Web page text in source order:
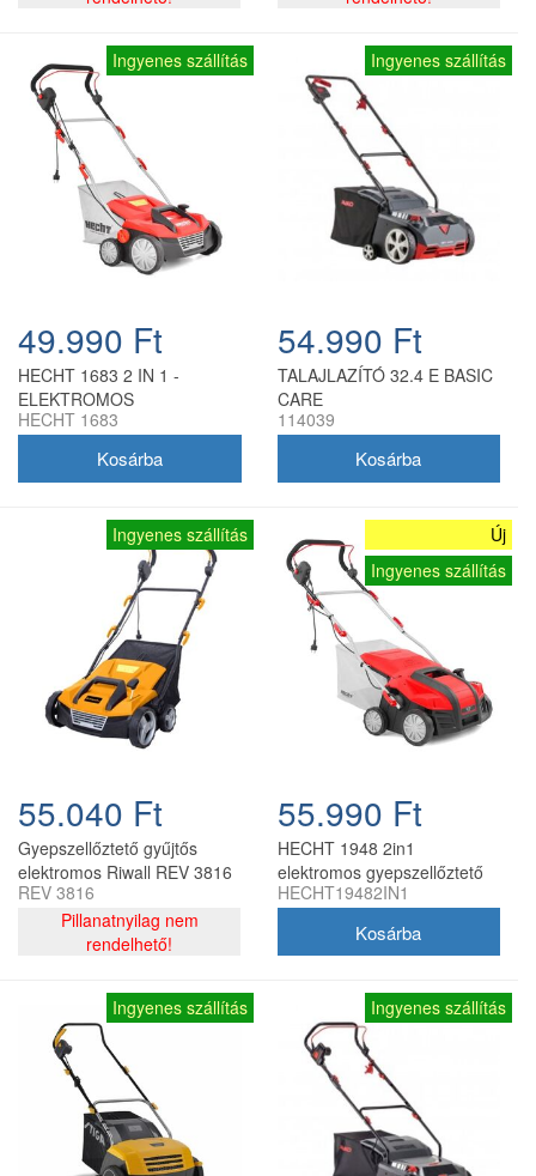
Ingyenes szállítás
49.990 Ft
HECHT 1683 2 IN 1 -
ELEKTROMOS
GYEPSZELLŐZTETŐ
HECHT 1683
Ingyenes szállítás
54.990 Ft
TALAJLAZÍTÓ 32.4 E BASIC
CARE
114039
Ingyenes szállítás
55.040 Ft
Gyepszellőztető gyűjtős
elektromos Riwall REV 3816
1600 w, 38 cm, késes és
rugós tengely
REV 3816
Pillanatnyilag nem
rendelhető!
Új
Ingyenes szállítás
55.990 Ft
HECHT 1948 2in1
elektromos gyepszellőztető
2000 W, 40 cm
HECHT19482IN1
Ingyenes szállítás Ingyenes szállítás